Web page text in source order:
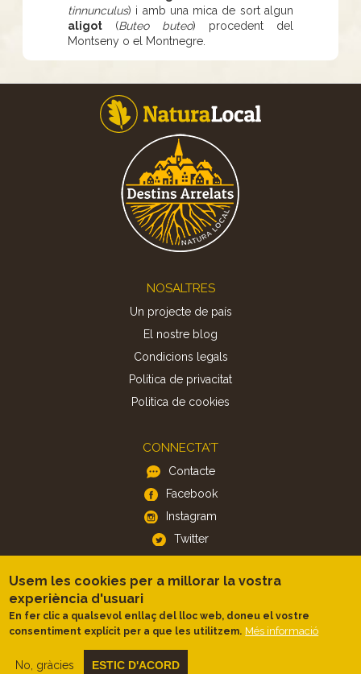
tinnunculus) i amb una mica de sort algun
aligot (Buteo buteo) procedent del
Montseny o el Montnegre.
NOSALTRES
Un projecte de país
El nostre blog
Condicions legals
Política de privacitat
Politica de cookies
CONNECTA'T
Contacte
Facebook
Instagram
Twitter
APP
Android
Usem les cookies per a millorar la vostra
experiència d'usuari
En fer clic a qualsevol enllaç del lloc web, doneu el vostre
consentiment explícit per a que les utilitzem. Més informació
No, gràcies ESTIC D'ACORD